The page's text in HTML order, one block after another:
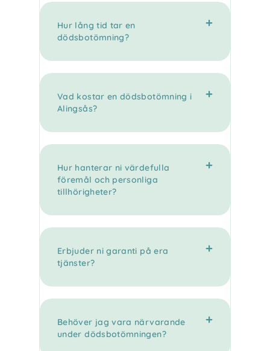
Hur lång tid tar en
dödsbotömning?
Vad kostar en dödsbotömning i
Alingsås?
Hur hanterar ni värdefulla
föremål och personliga
tillhörigheter?
Erbjuder ni garanti på era
tjänster?
Behöver jag vara närvarande
under dödsbotömningen?